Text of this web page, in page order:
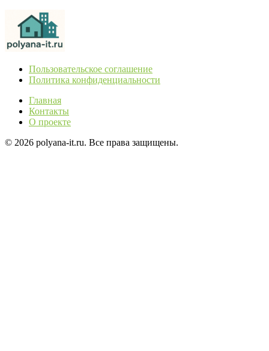
Пользовательское соглашение
Политика конфиденциальности
Главная
Контакты
О проекте
© 2026 polyana-it.ru. Все права защищены.